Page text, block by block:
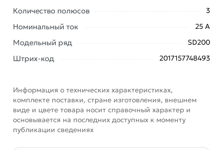
Наши профессиональные менеджеры обработают
заказ и свяжутся с Вами для согласования условий
онлайн заказа рекомендуем ознакомиться с
описанием, характеристиками и отзывами.
соответствует всем стандартам качества. Возврат
купленного товарa в течение 7 дней (наличие чека
обязательно).
Количество полюсов 3
Номинальный ток 25 А
Модельный ряд SD200
Штрих-код 2017157748493
Информация о технических характеристиках,
комплекте поставки, стране изготовления, внешнем
виде и цвете товара носит справочный характер и
основывается на последних доступных к моменту
публикации сведениях